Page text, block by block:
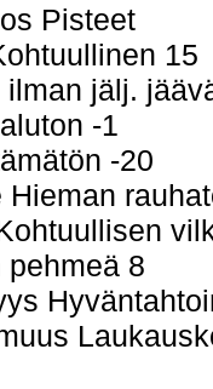
Pisteet
15
ilman jälj.
-1
-20
Hieman
8